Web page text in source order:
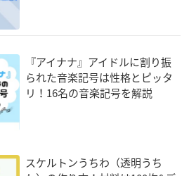
『アイナナ』アイドルに割り振
られた音楽記号は性格とピッタ
リ！16名の音楽記号を解説
スケルトンうちわ（透明うち